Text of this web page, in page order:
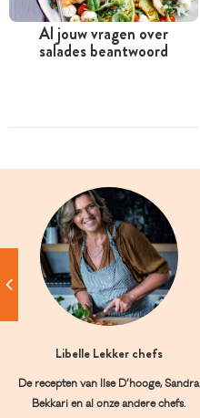
Al jouw vragen over
salades beantwoord
Libelle Lekker chefs
De recepten van Ilse D’hooge, Sandra
Bekkari en al onze andere chefs.